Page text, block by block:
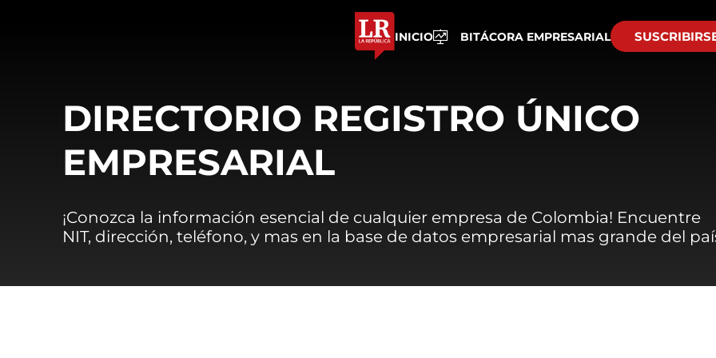
INICIO BITÁCORA EMPRESARIAL
DIRECTORIO REGISTRO ÚNICO
EMPRESARIAL
¡Conozca la información esencial de cualquier empresa de Colombia! Encuentre
NIT, dirección, teléfono, y mas en la base de datos empresarial mas grande del